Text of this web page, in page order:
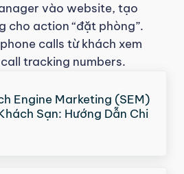
vào website, tạo
cho action “đặt phòng”.
calls từ khách xem
tracking numbers.
Engine Marketing (SEM)
Sạn: Hướng Dẫn Chi